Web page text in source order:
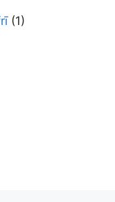
(1)